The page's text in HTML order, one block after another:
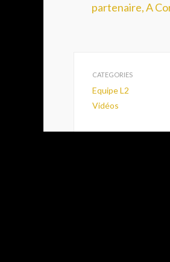
partenaire, A
CATEGORIES
Equipe L2
Vidéos